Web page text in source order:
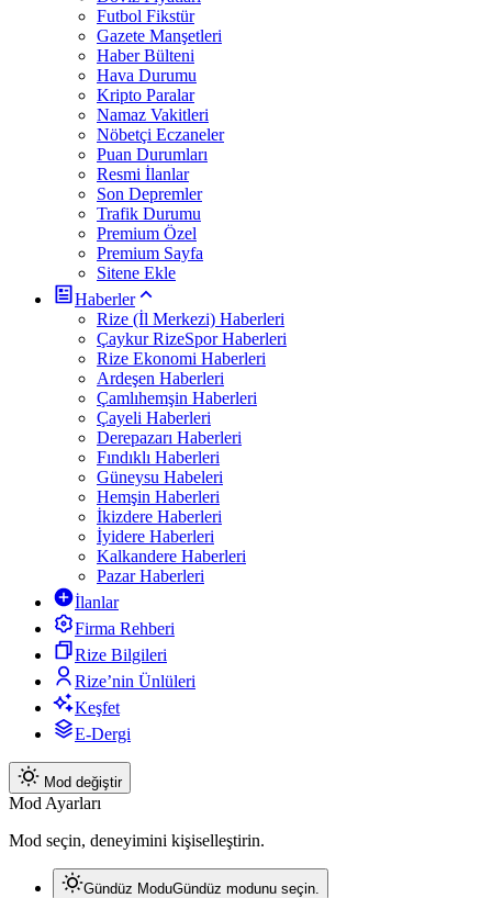
Futbol Fikstür
Gazete Manşetleri
Haber Bülteni
Hava Durumu
Kripto Paralar
Namaz Vakitleri
Nöbetçi Eczaneler
Puan Durumları
Resmi İlanlar
Son Depremler
Trafik Durumu
Premium Özel
Premium Sayfa
Sitene Ekle
Haberler
Rize (İl Merkezi) Haberleri
Çaykur RizeSpor Haberleri
Rize Ekonomi Haberleri
Ardeşen Haberleri
Çamlıhemşin Haberleri
Çayeli Haberleri
Derepazarı Haberleri
Fındıklı Haberleri
Güneysu Habeleri
Hemşin Haberleri
İkizdere Haberleri
İyidere Haberleri
Kalkandere Haberleri
Pazar Haberleri
İlanlar
Firma Rehberi
Rize Bilgileri
Rize’nin Ünlüleri
Keşfet
E-Dergi
Mod değiştir
Mod Ayarları
Mod seçin, deneyimini kişiselleştirin.
Gündüz ModuGündüz modunu seçin.